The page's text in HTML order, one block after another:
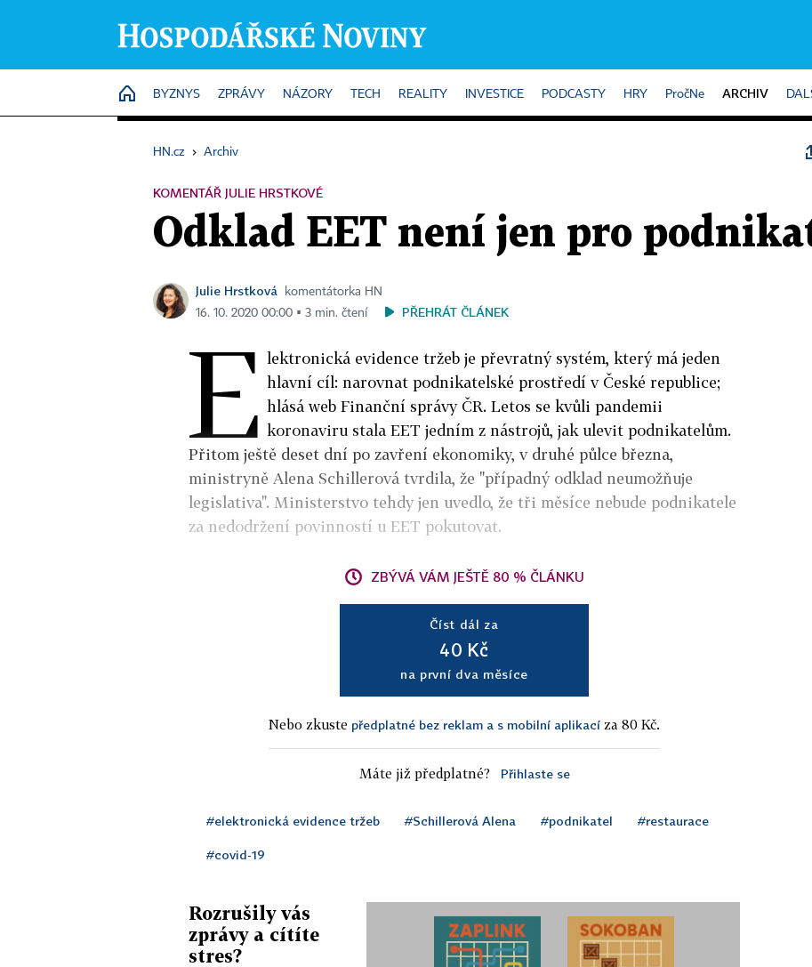
HOME
BYZNYS ZPRÁVY NÁZORY TECH REALITY INVESTICE PODCASTY HRY PročNe ARCHIV
HN.cz › Archiv
KOMENTÁŘ JULIE HRSTKOVÉ
Odklad EET není jen pro
Julie Hrstková
komentátorka HN
16. 10. 2020 00:00 ▪ 3 min. čtení
PŘEHRÁT ČLÁNEK
E lektronická evidence tržeb je převratný systém, který má jeden
hlavní cíl: narovnat podnikatelské prostředí v České republice;
hlásá web Finanční správy ČR. Letos se kvůli pandemii
koronaviru stala EET jedním z nástrojů, jak ulevit podnikatelům.
Přitom ještě deset dní po zavření ekonomiky, v druhé půlce března,
ministryně Alena Schillerová tvrdila, že "případný odklad neumožňuje
legislativa". Ministerstvo tehdy jen uvedlo, že tři měsíce nebude podnikatele
za nedodržení povinností u EET pokutovat.
ZBÝVÁ VÁM JEŠTĚ 80 % ČLÁNKU
Číst dál za
40 Kč
na první dva měsíce
Nebo zkuste předplatné bez reklam a s mobilní aplikací za 80 Kč.
Máte již předplatné? Přihlaste se
#elektronická evidence tržeb #Schillerová Alena #podnikatel #restaurace
#covid-19
Rozrušily vás
zprávy a cítíte
stres?